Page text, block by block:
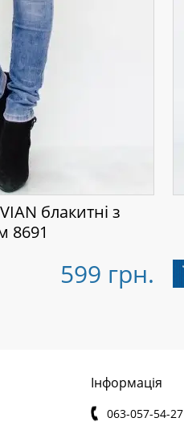
блакитні з
8691
599 грн.
Інформація
063-057-54-27